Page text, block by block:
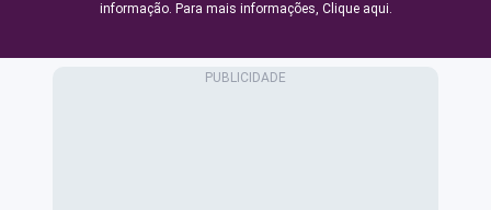
informação. Para mais informações, Clique aqui.